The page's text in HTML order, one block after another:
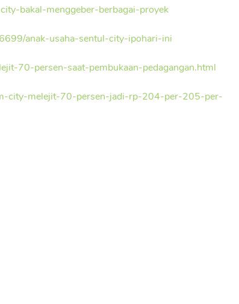
bakal-menggeber-berbagai-proyek
anak-usaha-sentul-city-ipohari-ini
70-persen-saat-pembukaan-pedagangan.html
city-melejit-70-persen-jadi-rp-204-per-205-per-